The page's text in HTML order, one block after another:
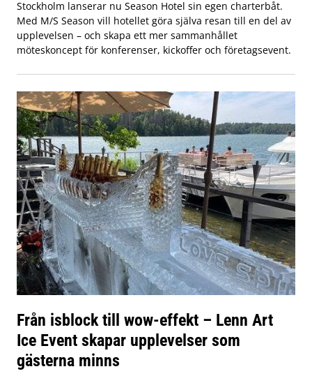
Stockholm lanserar nu Season Hotel sin egen charterbåt.
Med M/S Season vill hotellet göra själva resan till en del av
upplevelsen – och skapa ett mer sammanhållet
möteskoncept för konferenser, kickoffer och företagsevent.
Från isblock till wow-effekt – Lenn Art
Ice Event skapar upplevelser som
gästerna minns